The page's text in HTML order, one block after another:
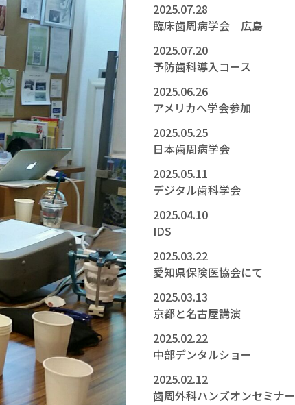
2025.07.28
臨床歯周病学会 広島
2025.07.20
予防歯科導入コース
2025.06.26
アメリカへ学会参加
2025.05.25
日本歯周病学会
2025.05.11
デジタル歯科学会
2025.04.10
IDS
2025.03.22
愛知県保険医協会にて
2025.03.13
京都と名古屋講演
2025.02.22
中部デンタルショー
2025.02.12
歯周外科ハンズオンセミナー